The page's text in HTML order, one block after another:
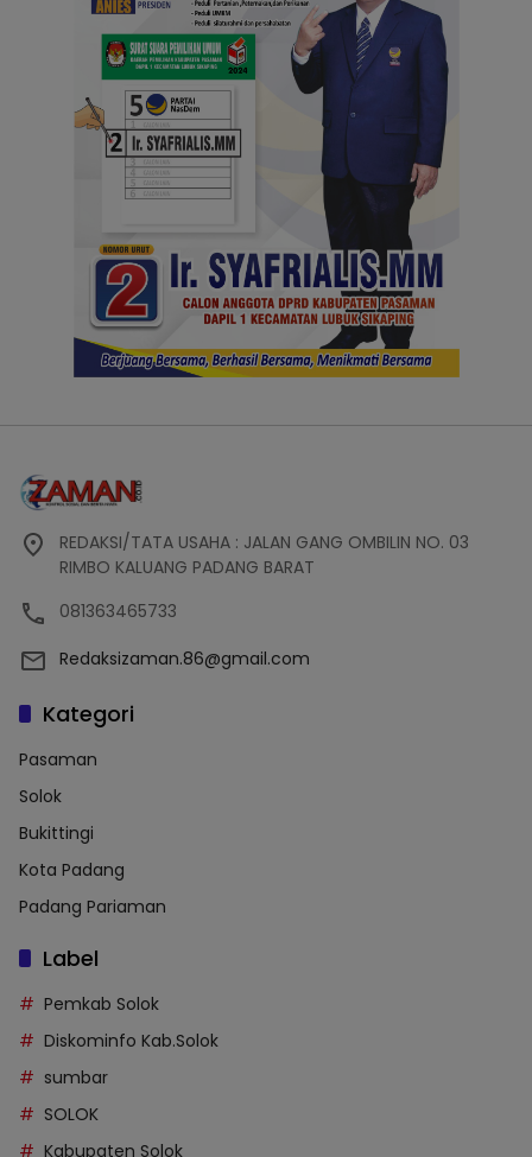
REDAKSI/TATA USAHA : JALAN GANG OMBILIN NO. 03
RIMBO KALUANG PADANG BARAT
081363465733
Redaksizaman.86@gmail.com
Kategori
Pasaman
Solok
Bukittingi
Kota Padang
Padang Pariaman
Label
Pemkab Solok
Diskominfo Kab.Solok
sumbar
SOLOK
Kabupaten Solok